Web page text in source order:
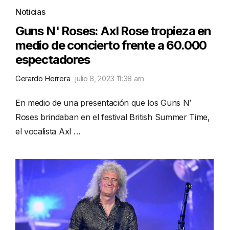
Noticias
Guns N' Roses: Axl Rose tropieza en
medio de concierto frente a 60.000
espectadores
Gerardo Herrera julio 8, 2023 11:38 am
En medio de una presentación que los Guns N’
Roses brindaban en el festival British Summer Time,
el vocalista Axl …